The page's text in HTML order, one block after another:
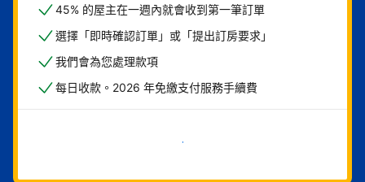
45% 的屋主在一週內就會收到第一筆訂單
選擇「即時確認訂單」或「提出訂房要求」
我們會為您處理款項
每日收款。2026 年免繳支付服務手續費
現在就開始